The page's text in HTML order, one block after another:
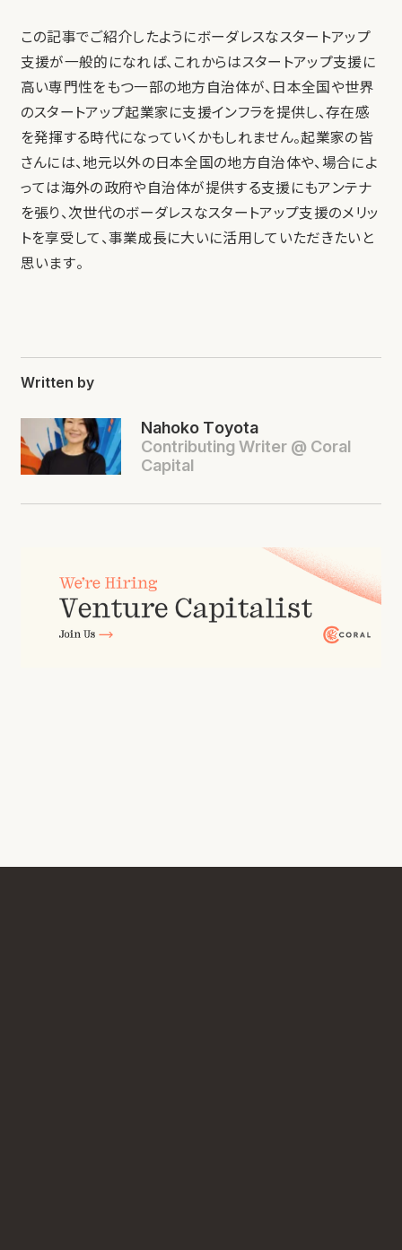
この記事でご紹介したようにボーダレスなスタートアップ
支援が一般的になれば、これからはスタートアップ支援に
高い専門性をもつ一部の地方自治体が、日本全国や世界
のスタートアップ起業家に支援インフラを提供し、存在感
を発揮する時代になっていくかもしれません。起業家の皆
さんには、地元以外の日本全国の地方自治体や、場合によ
っては海外の政府や自治体が提供する支援にもアンテナ
を張り、次世代のボーダレスなスタートアップ支援のメリッ
トを享受して、事業成長に大いに活用していただきたいと
思います。
Written by
Nahoko Toyota
Contributing Writer @ Coral
Capital